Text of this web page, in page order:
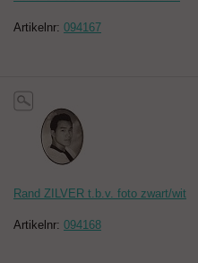
Artikelnr: 094167
Rand ZILVER t.b.v. foto zwart/wit
Artikelnr: 094168